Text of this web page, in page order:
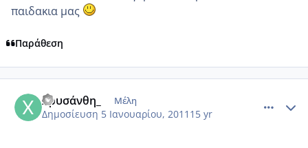
παιδακια μας
Παράθεση
Χρυσάνθη_ Μέλη
Δημοσίευση 5 Ιανουαρίου, 2011 15 yr